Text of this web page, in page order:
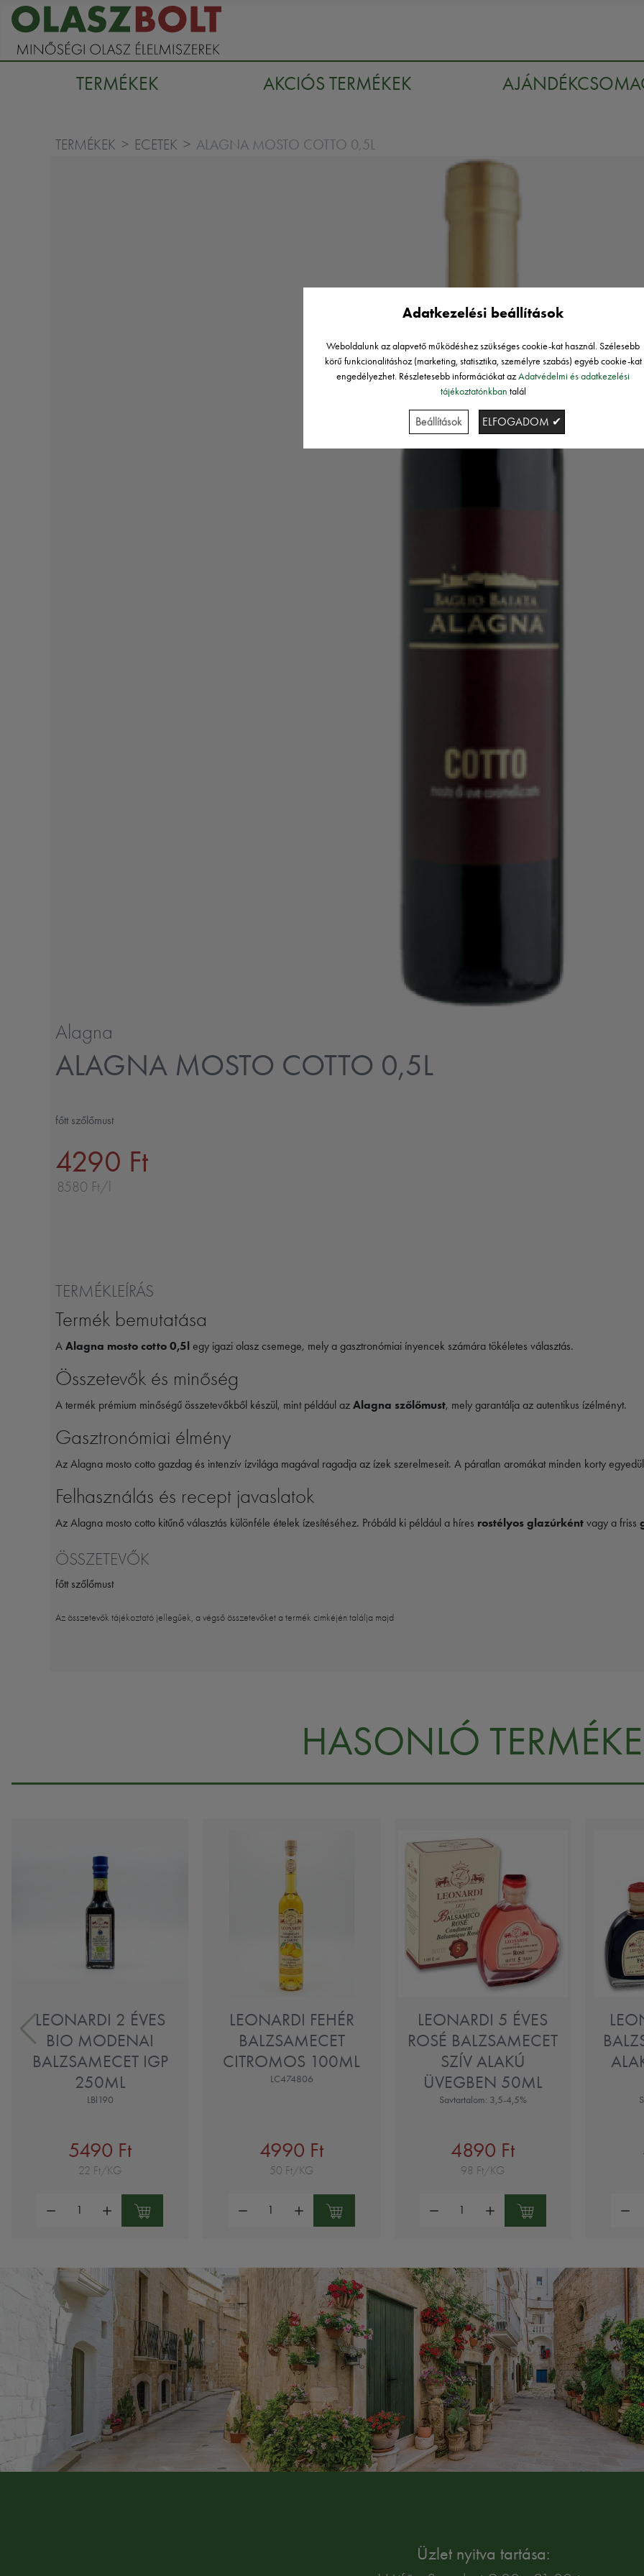
TERMÉKEK AKCIÓS TERMÉKEK
TERMÉKEK ECETEK ALAGNA MOSTO COTTO 0,5L
Alagna
ALAGNA MOSTO COTTO 0,5L
főtt szőlőmust
4290 Ft
8580 Ft/l
TERMÉKLEÍRÁS
Termék bemutatása
A Alagna mosto cotto 0,5l egy igazi olasz csemege, mely a gasztronómiai ínyencek számára tökéletes választás.
Összetevők és minőség
A termék prémium minőségű összetevőkből készül, mint például az Alagna szőlőmust, mely garantálja az autentikus ízélményt.
Gasztronómiai élmény
Az Alagna mosto cotto gazdag és intenzív ízvilága magával ragadja az ízek szerelmeseit. A páratlan aromákat minden korty
Felhasználás és recept javaslatok
Az Alagna mosto cotto kitűnő választás különféle ételek ízesítéséhez. Próbáld ki például a híres rostélyos glazúrként vagy a friss
ÖSSZETEVŐK
főtt szőlőmust
Az összetevők tájékoztató jellegűek, a végső összetevőket a termék cimkéjén találja majd
HASONLÓ
LEONARDI 2 ÉVES
BIO MODENAI
BALZSAMECET IGP
250ML
LBl190
5490 Ft
22 Ft/KG
LEONARDI FEHÉR
BALZSAMECET
CITROMOS 100ML
LC474806
4990 Ft
50 Ft/KG
LEONARDI 5 ÉVES
ROSÉ BALZSAMECET
SZÍV ALAKÚ
ÜVEGBEN 50ML
Savtartalom: 3,5-4,5%
4890 Ft
98 Ft/KG
Üzlet nyitva tartása:
Adatkezelési beállítások
Weboldalunk az alapvető működéshez szükséges cookie-kat használ. Szélesebb
körű funkcionalitáshoz (marketing, statisztika, személyre szabás) egyéb cookie-kat
engedélyezhet. Részletesebb információkat azAdatvédelmi és adatkezelési
tájékoztatónkban talál
Beállítások ELFOGADOM ✔